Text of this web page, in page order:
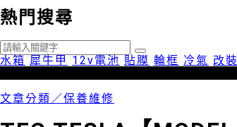
熱門搜尋
水箱 犀牛甲 12v電池 貼膜 輪框 冷氣 改裝
文章分類／保養維修